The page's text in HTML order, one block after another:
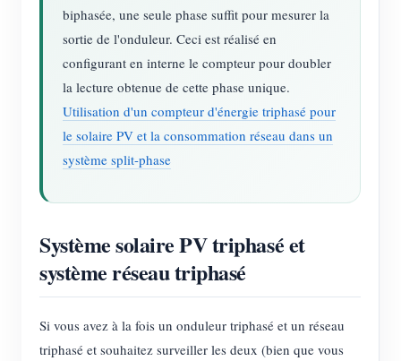
biphasée, une seule phase suffit pour mesurer la
sortie de l'onduleur. Ceci est réalisé en
configurant en interne le compteur pour doubler
la lecture obtenue de cette phase unique.
Utilisation d'un compteur d'énergie triphasé pour
le solaire PV et la consommation réseau dans un
système split-phase
Système solaire PV triphasé et
système réseau triphasé
Si vous avez à la fois un onduleur triphasé et un réseau
triphasé et souhaitez surveiller les deux (bien que vous